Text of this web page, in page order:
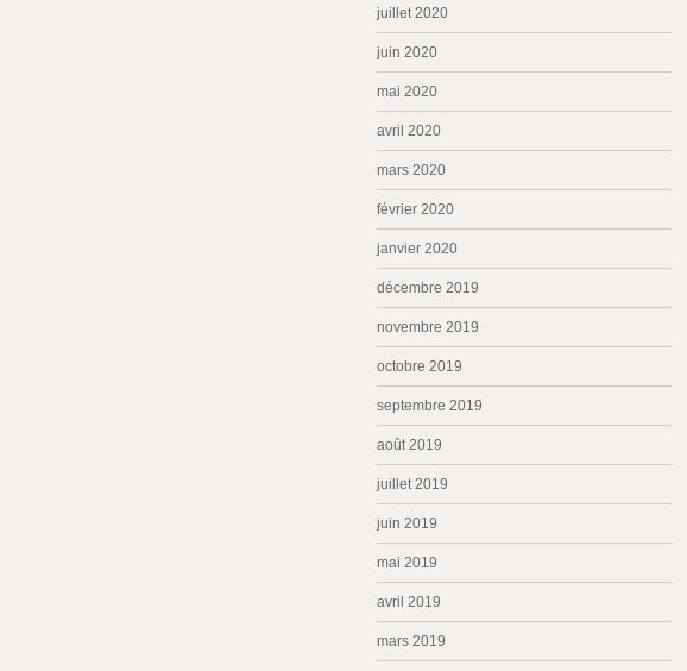
juillet 2020
juin 2020
mai 2020
avril 2020
mars 2020
février 2020
janvier 2020
décembre 2019
novembre 2019
octobre 2019
septembre 2019
août 2019
juillet 2019
juin 2019
mai 2019
avril 2019
mars 2019